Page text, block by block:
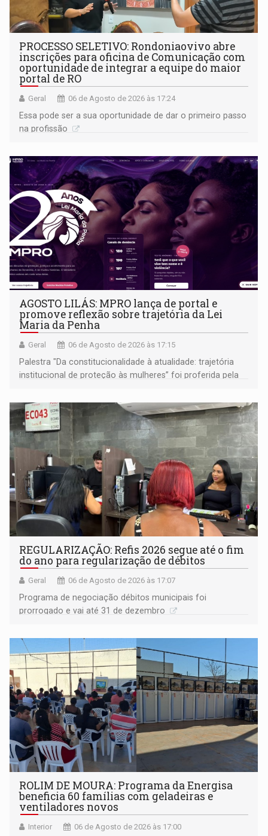
PROCESSO SELETIVO: Rondoniaovivo abre
inscrições para oficina de Comunicação com
oportunidade de integrar a equipe do maior
portal de RO
Geral 06 de Agosto de 2026 às 17:24
Essa pode ser a sua oportunidade de dar o primeiro passo
na profissão
AGOSTO LILÁS: MPRO lança de portal e
promove reflexão sobre trajetória da Lei
Maria da Penha
Geral 06 de Agosto de 2026 às 17:15
Palestra "Da constitucionalidade à atualidade: trajetória
institucional de proteção às mulheres” foi proferida pela
Goiás
REGULARIZAÇÃO: Refis 2026 segue até o fim
do ano para regularização de débitos
Geral 06 de Agosto de 2026 às 17:07
Programa de negociação débitos municipais foi
prorrogado e vai até 31 de dezembro
ROLIM DE MOURA: Programa da Energisa
beneficia 60 famílias com geladeiras e
ventiladores novos
Interior 06 de Agosto de 2026 às 17:00